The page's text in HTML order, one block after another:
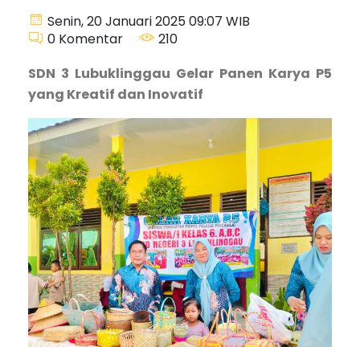
Senin, 20 Januari 2025 09:07 WIB
0 Komentar
210
SDN 3 Lubuklinggau Gelar Panen Karya P5
yang Kreatif dan Inovatif